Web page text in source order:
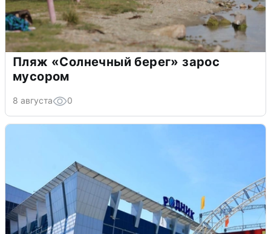
Пляж «Солнечный берег» зарос
мусором
8 августа 0